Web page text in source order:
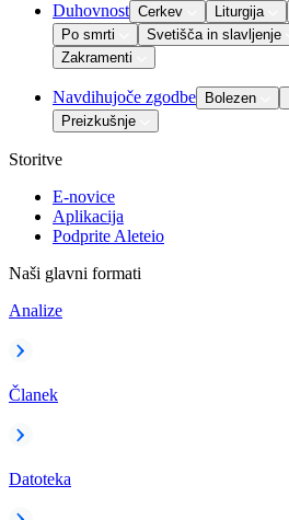
Duhovnost Cerkev Liturgija
Po smrti
Svetišča in slavljenje
Zakramenti
Navdihujoče zgodbe Bolezen
Preizkušnje
Storitve
E-novice
Aplikacija
Podprite Aleteio
Naši glavni formati
Analize
Članek
Datoteka